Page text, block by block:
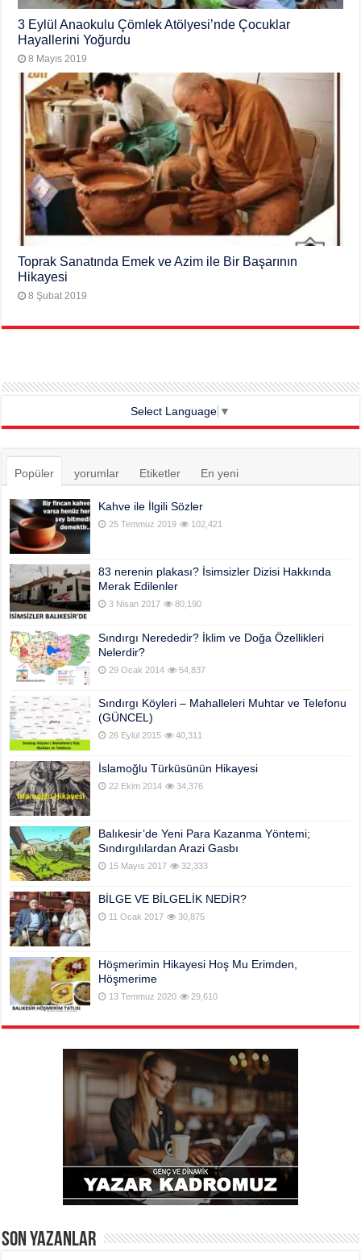
3 Eylül Anaokulu Çömlek Atölyesi’nde Çocuklar
Hayallerini Yoğurdu
8 Mayıs 2019
Toprak Sanatında Emek ve Azim ile Bir Başarının
Hikayesi
8 Şubat 2019
Select Language ▼
Popüler yorumlar Etiketler En yeni
Kahve ile İlgili Sözler
25 Temmuz 2019 102,421
83 nerenin plakası? İsimsizler Dizisi Hakkında
Merak Edilenler
3 Nisan 2017 80,190
Sındırgı Nerededir? İklim ve Doğa Özellikleri
Nelerdir?
29 Ocak 2014 54,837
Sındırgı Köyleri – Mahalleleri Muhtar ve Telefonu
(GÜNCEL)
26 Eylül 2015 40,311
İslamoğlu Türküsünün Hikayesi
22 Ekim 2014 34,376
Balıkesir’de Yeni Para Kazanma Yöntemi;
Sındırgılılardan Arazi Gasbı
15 Mayıs 2017 32,333
BİLGE VE BİLGELİK NEDİR?
11 Ocak 2017 30,875
Höşmerimin Hikayesi Hoş Mu Erimden,
Höşmerime
13 Temmuz 2020 29,610
Son Yazanlar